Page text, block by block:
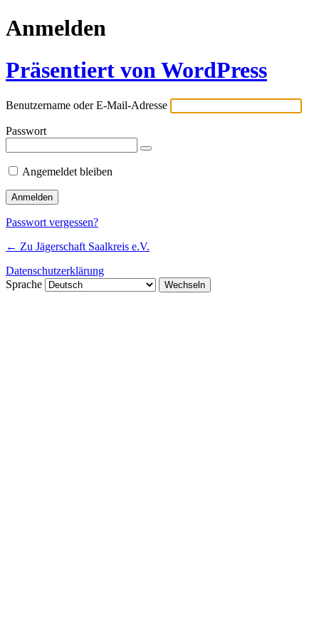
Anmelden
Präsentiert von WordPress
Benutzername oder E-Mail-Adresse
Passwort
Angemeldet bleiben
Passwort vergessen?
← Zu Jägerschaft Saalkreis e.V.
Datenschutzerklärung
Sprache